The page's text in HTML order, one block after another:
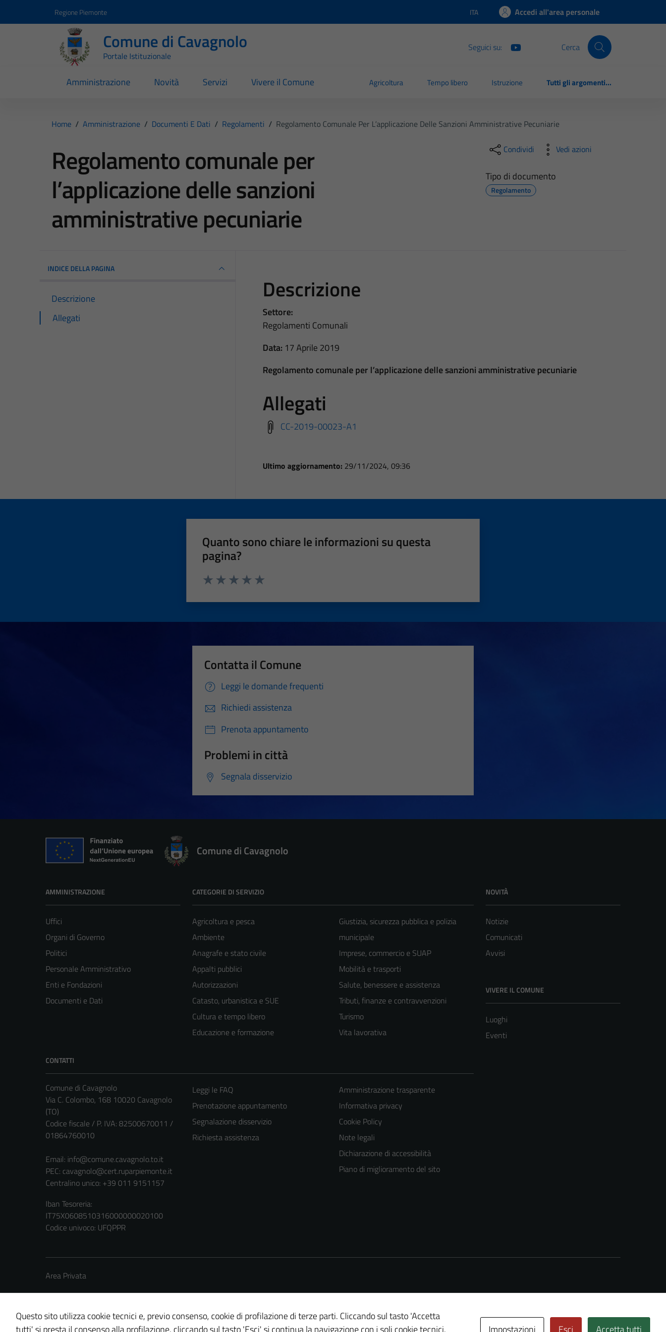
Regione Piemonte Lingua attiva:
ITA Accedi all'area personale
Comune di Cavagnolo
Portale Istituzionale
Seguici su: Cerca
Amministrazione Novità Servizi Vivere il Comune Agricoltura Tempo libero Istruzione Tutti gli argomenti...
Home / Amministrazione / Documenti E Dati / Regolamenti / Regolamento Comunale Per L’applicazione Delle Sanzioni Amministrative Pecuniarie
Regolamento comunale per
l’applicazione delle sanzioni
amministrative pecuniarie
Condividi Vedi azioni
Tipo di documento
Regolamento
INDICE DELLA PAGINA
Descrizione
Allegati
Descrizione
Settore:
Regolamenti Comunali
Data: 17 Aprile 2019
Regolamento comunale per l’applicazione delle sanzioni amministrative pecuniarie
Allegati
CC-2019-00023-A1
Ultimo aggiornamento: 29/11/2024, 09:36
Quanto sono chiare le informazioni su questa
pagina?
Contatta il Comune
Leggi le domande frequenti
Richiedi assistenza
Prenota appuntamento
Problemi in città
Segnala disservizio
Comune di Cavagnolo
AMMINISTRAZIONE
Uffici
Organi di Governo
Politici
Personale Amministrativo
Enti e Fondazioni
Documenti e Dati
CATEGORIE DI SERVIZIO
Agricoltura e pesca
Ambiente
Anagrafe e stato civile
Appalti pubblici
Autorizzazioni
Catasto, urbanistica e SUE
Cultura e tempo libero
Educazione e formazione
Giustizia, sicurezza pubblica e polizia
municipale
Imprese, commercio e SUAP
Mobilità e trasporti
Salute, benessere e assistenza
Tributi, finanze e contravvenzioni
Turismo
Vita lavorativa
NOVITÀ
Notizie
Comunicati
Avvisi
VIVERE IL COMUNE
Luoghi
Eventi
CONTATTI
Comune di Cavagnolo
Via C. Colombo, 168 10020 Cavagnolo
(TO)
Codice fiscale / P. IVA: 82500670011 /
01864760010
Email: info@comune.cavagnolo.to.it
PEC: cavagnolo@cert.ruparpiemonte.it
Centralino unico: +39 011 9151157
Iban Tesoreria:
IT75X0608510316000000020100
Codice univoco: UFQPPR
Leggi le FAQ
Prenotazione appuntamento
Segnalazione disservizio
Richiesta assistenza
Amministrazione trasparente
Informativa privacy
Cookie Policy
Note legali
Dichiarazione di accessibilità
Piano di miglioramento del sito
Area Privata
Questo sito utilizza cookie tecnici e, previo consenso, cookie di profilazione di terze parti. Cliccando sul tasto 'Accetta
tutti' si presta il consenso alla profilazione, cliccando sul tasto 'Esci' si continua la navigazione con i soli cookie tecnici.
Impostazioni Esci Accetta tutti